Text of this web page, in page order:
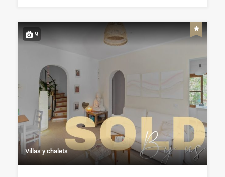
9
Villas y chalets